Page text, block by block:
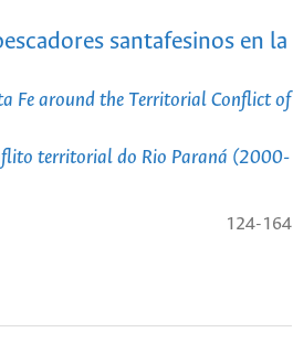
santafesinos en la
Fe around the Territorial Conflict of
territorial do Rio Paraná (2000-
124-164